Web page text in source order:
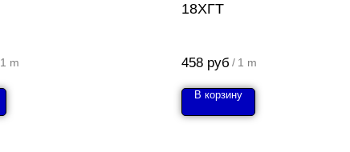
1 m
18ХГТ
458 руб / 1 m
В корзину